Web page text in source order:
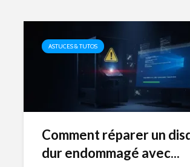
ASTUCES & TUTOS
Comment réparer un
dur endommagé avec...